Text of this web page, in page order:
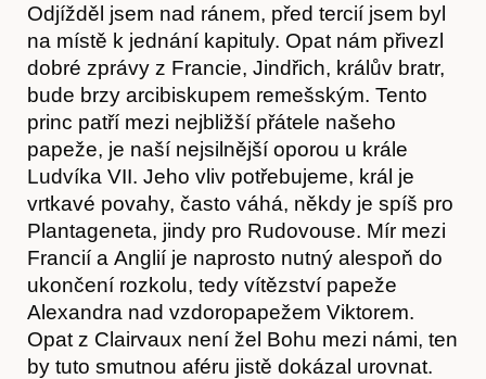
Akce
Odjížděl jsem nad ránem, před tercií jsem byl
na místě k jednání kapituly. Opat nám přivezl
dobré zprávy z Francie, Jindřich, králův bratr,
bude brzy arcibiskupem remešským. Tento
princ patří mezi nejbližší přátele našeho
papeže, je naší nejsilnější oporou u krále
Ludvíka VII. Jeho vliv potřebujeme, král je
vrtkavé povahy, často váhá, někdy je spíš pro
Plantageneta, jindy pro Rudovouse. Mír mezi
Francií a Anglií je naprosto nutný alespoň do
ukončení rozkolu, tedy vítězství papeže
Alexandra nad vzdoropapežem Viktorem.
Opat z Clairvaux není žel Bohu mezi námi, ten
by tuto smutnou aféru jistě dokázal urovnat.